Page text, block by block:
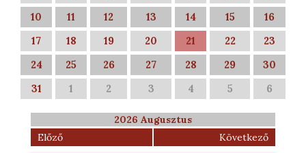
10
11 12 13 14 15
16
17
18 19 20 21 22
23
24
25 26 27 28 29
30
31
1 2 3 4 5 6
2026 Augusztus
Előző
Következő